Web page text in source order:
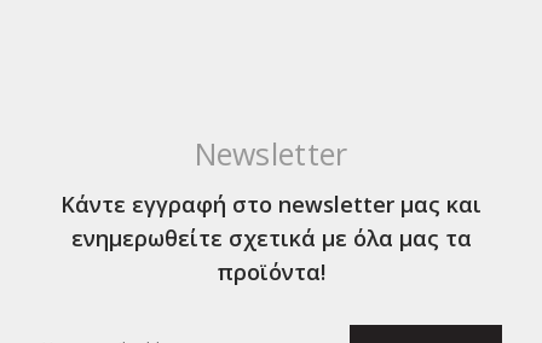
Newsletter
Κάντε εγγραφή στο newsletter μας και
ενημερωθείτε σχετικά με όλα μας τα
προϊόντα!